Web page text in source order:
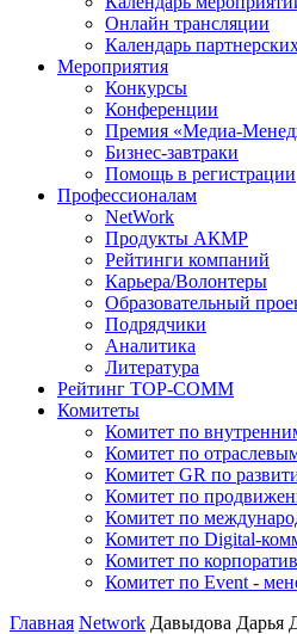
Онлайн трансляции
Календарь
Мероприятия
Конкурсы
Конференции
Премия «Медиа-
Бизнес-завтраки
Помощь в регистрации
Профессионалам
NetWork
Продукты АКМР
Рейтинги компаний
Карьера/Волонтеры
Образовательный
Подрядчики
Аналитика
Литература
Рейтинг TOP-COMM
Комитеты
Комитет по
Комитет по
Комитет GR по
Комитет по
Комитет по
Комитет по Digital-
Комитет по
Комитет по Event -
Главная Network Давыдова Дарья